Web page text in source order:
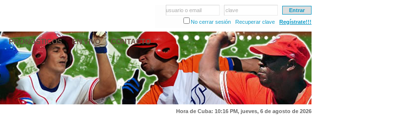
usuario o email
clave
No cerrar sesión
Recuperar clave Regístrate!!!
PRONÓSTICOS EN VIVO CONTACTO
Hora de Cuba: 10:16 PM, jueves, 6 de agosto de 2026